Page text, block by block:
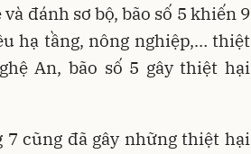
đánh sơ bộ, bão số 5 khiến 9
hạ tầng, nông nghiệp,… thiệt
An, bão số 5 gây thiệt hại
7 cũng đã gây những thiệt hại